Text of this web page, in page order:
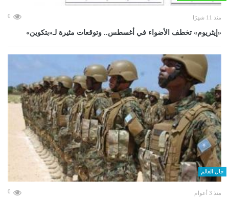
منذ 11 شهرًا 0
«إيثريوم» تخطف الأضواء في أغسطس.. وتوقعات مثيرة لـ«بتكوين»
حال العالم
منذ 3 أعوام 0